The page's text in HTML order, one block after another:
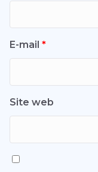
E-mail *
Site web